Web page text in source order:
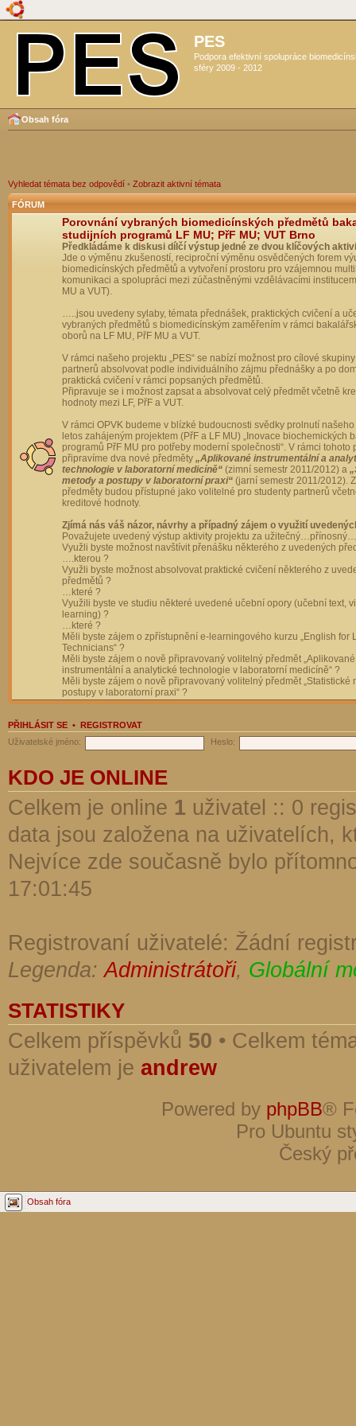
PES
Podpora efektivní spolupráce
sféry 2009 - 2012
Obsah fóra
Vyhledat témata bez odpovědí • Zobrazit aktivní témata
FÓRUM
Porovnání vybraných biomedicínských předmětů
studijních programů LF MU; PřF MU; VUT Brno
Předkládáme k diskusi dílčí výstup jedné ze dvou klíčových
Jde o výměnu zkušeností, reciproční výměnu osvědčených forem
biomedicínských předmětů a vytvoření prostoru pro vzájemnou
komunikaci a spolupráci mezi zúčastněnými vzdělávacími
MU a VUT).
…..jsou uvedeny sylaby, témata přednášek, praktických cvičení a
vybraných předmětů s biomedicínským zaměřením v rámci
oborů na LF MU, PřF MU a VUT.
V rámci našeho projektu „PES“ se nabízí možnost pro cílové
partnerů absolvovat podle individuálního zájmu přednášky a po
praktická cvičení v rámci popsaných předmětů.
Připravuje se i možnost zapsat a absolvovat celý předmět včetně
hodnoty mezi LF, PřF a VUT.
V rámci OPVK budeme v blízké budoucnosti svědky prolnutí
letos zahájeným projektem (PřF a LF MU) „Inovace biochemických
programů PřF MU pro potřeby moderní společnosti“. V rámci tohoto
připravíme dva nové předměty „Aplikované instrumentální a
technologie v laboratorní medicíně“ (zimní semestr 2011/2012) a
metody a postupy v laboratorní praxi“ (jarní semestr 2011/2012).
předměty budou přístupné jako volitelné pro studenty partnerů
kreditové hodnoty.
Zjímá nás váš názor, návrhy a případný zájem o využití
Považujete uvedený výstup aktivity projektu za
Využli byste možnost navštívit přenášku některého z uvedených
….kterou ?
Využli byste možnost absolvovat praktické cvičení některého z
předmětů ?
…které ?
Využili byste ve studiu některé uvedené učební opory (učební text,
learning) ?
…které ?
Měli byste zájem o zpřístupnění e-learningového kurzu „English for
Technicians“ ?
Měli byste zájem o nově připravovaný volitelný předmět „Aplikované
instrumentální a analytické technologie v laboratorní medicíně“ ?
Měli byste zájem o nově připravovaný volitelný předmět „Statistické
postupy v laboratorní praxi“ ?
PŘIHLÁSIT SE • REGISTROVAT
Uživatelské jméno:
Heslo:
KDO JE ONLINE
Celkem je online 1 uživatel :: 0
data jsou založena na uživatelích,
Nejvíce zde současně bylo
17:01:45
Registrovaní uživatelé: Žádní
Legenda:Administrátoři, Globální
STATISTIKY
Celkem příspěvků 50 • Celkem
uživatelem je andrew
Powered by phpBB®
Pro Ubuntu
Český
Obsah fóra